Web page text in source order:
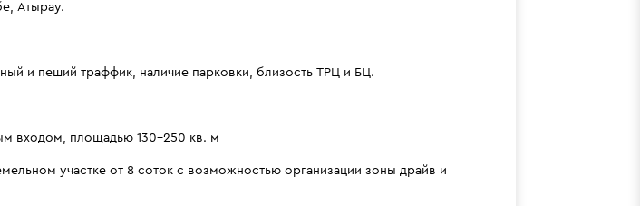
Атырау.
и пеший траффик, наличие парковки, близость ТРЦ и БЦ.
входом, площадью 130–250 кв. м
участке от 8 соток с возможностью организации зоны драйв и